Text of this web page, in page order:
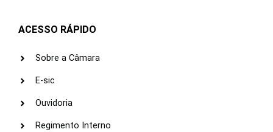
ACESSO RÁPIDO
Sobre a Câmara
E-sic
Ouvidoria
Regimento Interno